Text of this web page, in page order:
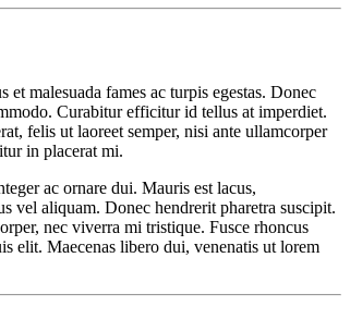
malesuada fames ac turpis egestas. Donec
Curabitur efficitur id tellus at imperdiet.
felis ut laoreet semper, nisi ante ullamcorper
in placerat mi.
ac ornare dui. Mauris est lacus,
vel aliquam. Donec hendrerit pharetra suscipit.
nec viverra mi tristique. Fusce rhoncus
elit. Maecenas libero dui, venenatis ut lorem